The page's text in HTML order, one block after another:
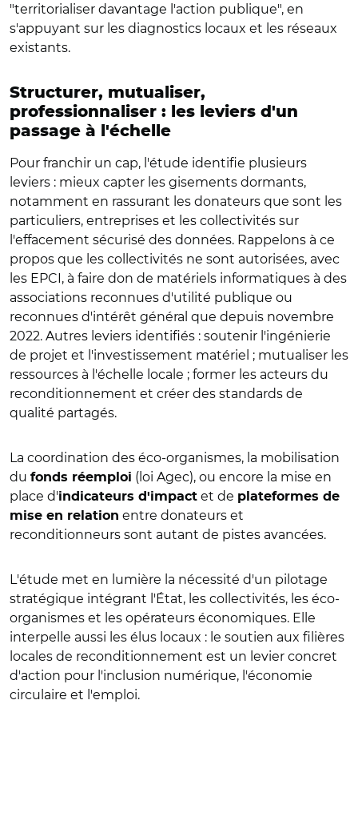
"territorialiser davantage l'action publique", en
s'appuyant sur les diagnostics locaux et les réseaux
existants.
Structurer, mutualiser,
professionnaliser : les leviers d'un
passage à l'échelle
Pour franchir un cap, l'étude identifie plusieurs
leviers : mieux capter les gisements dormants,
notamment en rassurant les donateurs que sont les
particuliers, entreprises et les collectivités sur
l'effacement sécurisé des données. Rappelons à ce
propos que les collectivités ne sont autorisées, avec
les EPCI, à faire don de matériels informatiques à des
associations reconnues d'utilité publique ou
reconnues d'intérêt général que depuis novembre
2022. Autres leviers identifiés : soutenir l'ingénierie
de projet et l'investissement matériel ; mutualiser les
ressources à l'échelle locale ; former les acteurs du
reconditionnement et créer des standards de
qualité partagés.
La coordination des éco-organismes, la mobilisation
du fonds réemploi (loi Agec), ou encore la mise en
place d'indicateurs d'impact et de plateformes de
mise en relation entre donateurs et
reconditionneurs sont autant de pistes avancées.
L'étude met en lumière la nécessité d'un pilotage
stratégique intégrant l'État, les collectivités, les éco-
organismes et les opérateurs économiques. Elle
interpelle aussi les élus locaux : le soutien aux filières
locales de reconditionnement est un levier concret
d'action pour l'inclusion numérique, l'économie
circulaire et l'emploi.